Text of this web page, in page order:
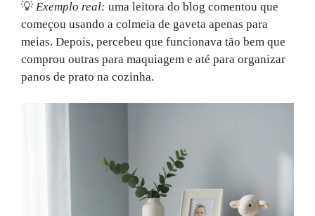
💡 Exemplo real: uma leitora do blog comentou que
começou usando a colmeia de gaveta apenas para
meias. Depois, percebeu que funcionava tão bem que
comprou outras para maquiagem e até para organizar
panos de prato na cozinha.